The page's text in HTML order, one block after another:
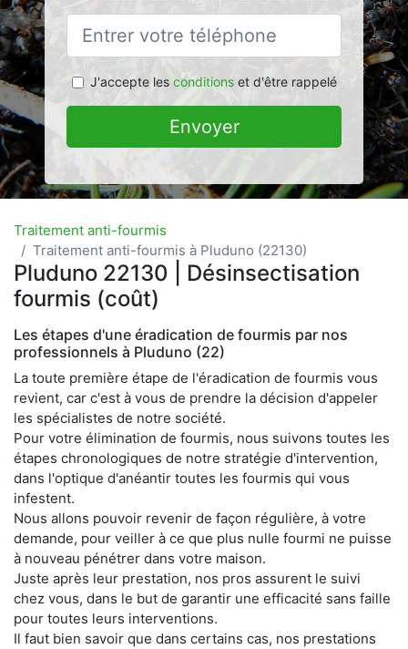
J'accepte les conditionset d'être rappelé
Envoyer
Traitement anti-fourmis
Traitement anti-fourmis à Pluduno (22130)
Pluduno 22130 | Désinsectisation
fourmis (coût)
Les étapes d'une éradication de fourmis par nos
professionnels à Pluduno (22)
La toute première étape de l'éradication de fourmis vous
revient, car c'est à vous de prendre la décision d'appeler
les spécialistes de notre société.
Pour votre élimination de fourmis, nous suivons toutes les
étapes chronologiques de notre stratégie d'intervention,
dans l'optique d'anéantir toutes les fourmis qui vous
infestent.
Nous allons pouvoir revenir de façon régulière, à votre
demande, pour veiller à ce que plus nulle fourmi ne puisse
à nouveau pénétrer dans votre maison.
Juste après leur prestation, nos pros assurent le suivi
chez vous, dans le but de garantir une efficacité sans faille
pour toutes leurs interventions.
Il faut bien savoir que dans certains cas, nos prestations